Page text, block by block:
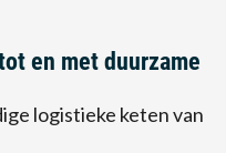
en met duurzame
logistieke keten van